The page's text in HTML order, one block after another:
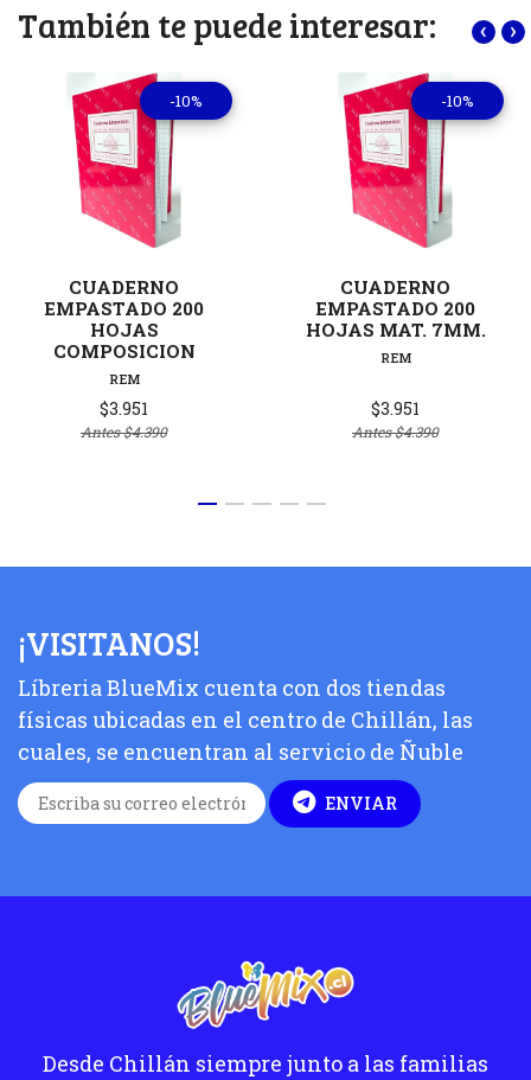
También te puede interesar:
-10%
CUADERNO
EMPASTADO 200
HOJAS
COMPOSICION
REM
$3.951
Antes$4.390
-10%
CUADERNO
EMPASTADO 200
HOJAS MAT. 7MM.
REM
$3.951
Antes$4.390
‹ ›
¡VISITANOS!
Líbreria BlueMix cuenta con dos tiendas
físicas ubicadas en el centro de Chillán, las
cuales, se encuentran al servicio de Ñuble
ENVIAR
Desde Chillán siempre junto a las familias